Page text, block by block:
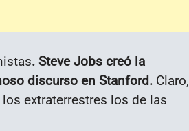
. Steve Jobs creó la
discurso en Stanford. Claro,
extraterrestres los de las